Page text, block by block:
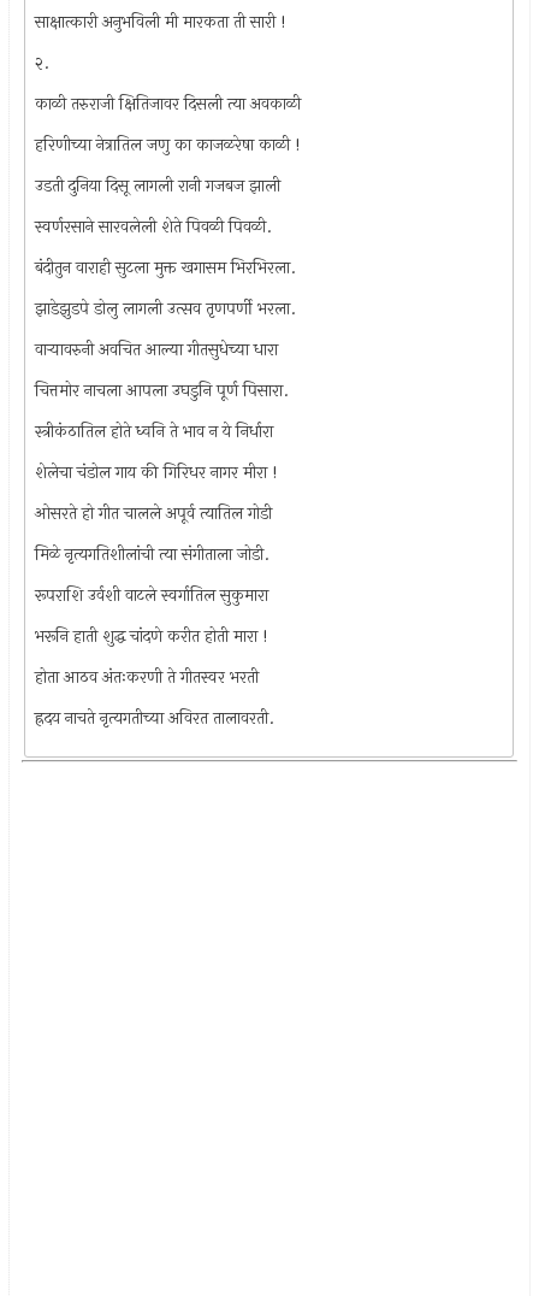
साक्षात्कारी अनुभविली मी मारकता ती सारी !
२.
काळी तरुराजी क्षितिजावर दिसली त्या अवकाळी
हरिणीच्या नेत्रातिल जणु का काजळरेषा काळी !
उडती दुनिया दिसू लागली रानी गजबज झाली
स्वर्णरसाने सारवलेली शेते पिवळी पिवळी.
बंदीतुन वाराही सुटला मुक्त खगासम भिरभिरला.
झाडेझुडपे डोलु लागली उत्सव तृणपर्णी भरला.
वार्‍यावरुनी अवचित आल्या गीतसुधेच्या धारा
चित्तमोर नाचला आपला उघडुनि पूर्ण पिसारा.
स्त्रीकंठातिल होते ध्वनि ते भाव न ये निर्धारा
शेलेचा चंडोल गाय की गिरिधर नागर मीरा !
ओसरते हो गीत चालले अपूर्व त्यातिल गोडी
मिळे नृत्यगतिशीलांची त्या संगीताला जोडी.
रूपराशि उर्वशी वाटले स्वर्गातिल सुकुमारा
भरूनि हाती शुद्ध चांदणे करीत होती मारा !
होता आठव अंतःकरणी ते गीतस्वर भरती
ह्रदय नाचते नृत्यगतीच्या अविरत तालावरती.